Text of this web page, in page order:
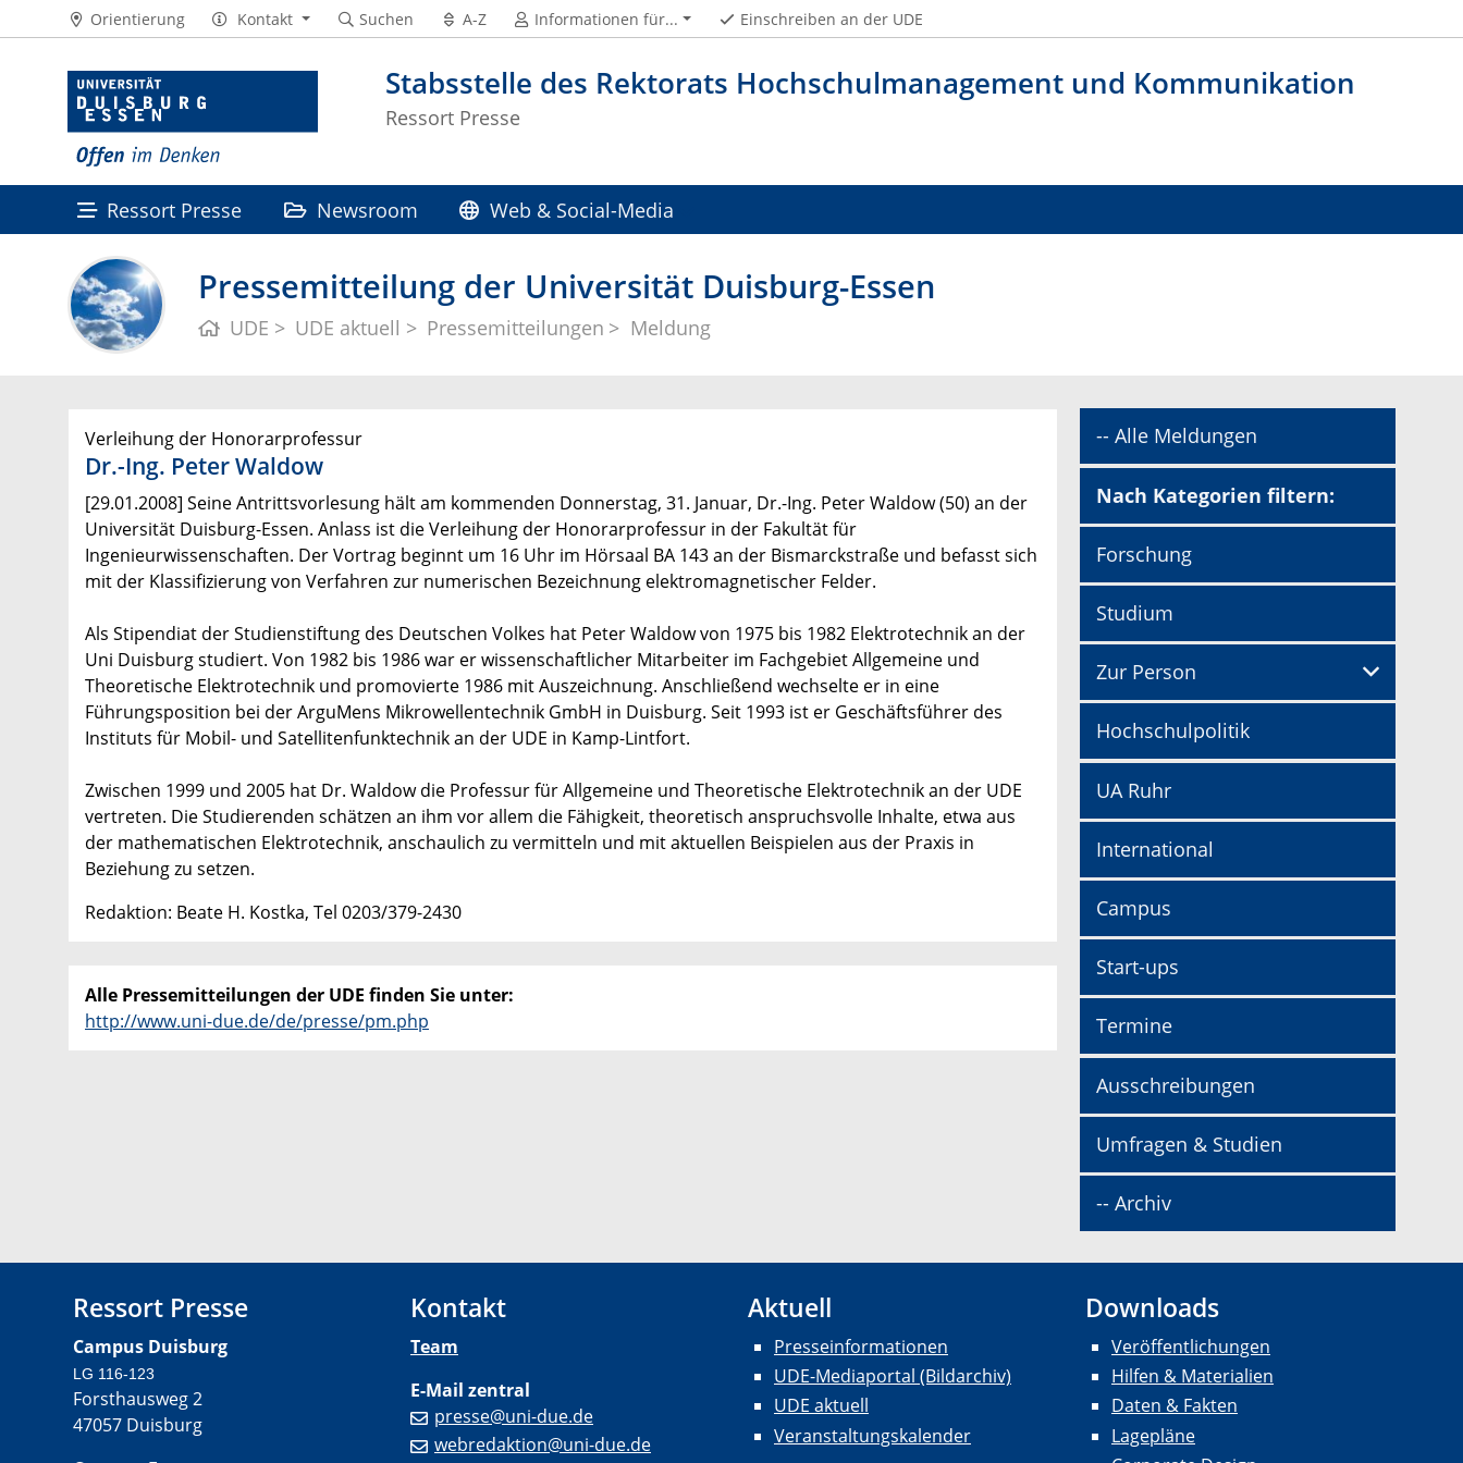
Stabsstelle des Rektorats Hochschulmanagement und Kommunikation
Ressort Presse
Orientierung Kontakt Suchen A-Z Informationen für... Einschreiben an der UDE
Ressort Presse Newsroom Web & Social-Media
Pressemitteilung der Universität Duisburg-Essen
UDE UDE aktuell Pressemitteilungen Meldung
Verleihung der Honorarprofessur
Dr.-Ing. Peter Waldow
[29.01.2008] Seine Antrittsvorlesung hält am kommenden Donnerstag, 31. Januar, Dr.-Ing. Peter Waldow (50) an der
Universität Duisburg-Essen. Anlass ist die Verleihung der Honorarprofessur in der Fakultät für
Ingenieurwissenschaften. Der Vortrag beginnt um 16 Uhr im Hörsaal BA 143 an der Bismarckstraße und befasst sich
mit der Klassifizierung von Verfahren zur numerischen Bezeichnung elektromagnetischer Felder.
Als Stipendiat der Studienstiftung des Deutschen Volkes hat Peter Waldow von 1975 bis 1982 Elektrotechnik an der
Uni Duisburg studiert. Von 1982 bis 1986 war er wissenschaftlicher Mitarbeiter im Fachgebiet Allgemeine und
Theoretische Elektrotechnik und promovierte 1986 mit Auszeichnung. Anschließend wechselte er in eine
Führungsposition bei der ArguMens Mikrowellentechnik GmbH in Duisburg. Seit 1993 ist er Geschäftsführer des
Instituts für Mobil- und Satellitenfunktechnik an der UDE in Kamp-Lintfort.
Zwischen 1999 und 2005 hat Dr. Waldow die Professur für Allgemeine und Theoretische Elektrotechnik an der UDE
vertreten. Die Studierenden schätzen an ihm vor allem die Fähigkeit, theoretisch anspruchsvolle Inhalte, etwa aus
der mathematischen Elektrotechnik, anschaulich zu vermitteln und mit aktuellen Beispielen aus der Praxis in
Beziehung zu setzen.
Redaktion: Beate H. Kostka, Tel 0203/379-2430
Alle Pressemitteilungen der UDE finden Sie unter:
http://www.uni-due.de/de/presse/pm.php
-- Alle Meldungen
Nach Kategorien filtern:
Forschung
Studium
Zur Person
Hochschulpolitik
UA Ruhr
International
Campus
Start-ups
Termine
Ausschreibungen
Umfragen & Studien
-- Archiv
Ressort Presse
Campus Duisburg
LG 116-123
Forsthausweg 2
47057 Duisburg
Kontakt
Team
E-Mail zentral
presse@uni-due.de
webredaktion@uni-due.de
Aktuell
Presseinformationen
UDE-Mediaportal (Bildarchiv)
UDE aktuell
Veranstaltungskalender
Downloads
Veröffentlichungen
Hilfen & Materialien
Daten & Fakten
Lagepläne